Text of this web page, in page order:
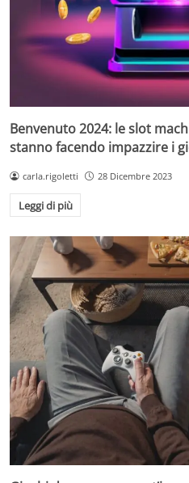
Benvenuto 2024: le slot
stanno facendo impazzire i
carla.rigoletti 28 Dicembre 2023
Leggi di più